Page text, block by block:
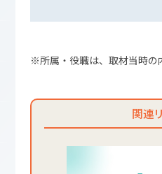
※所属・役職は、取材当時の
関連